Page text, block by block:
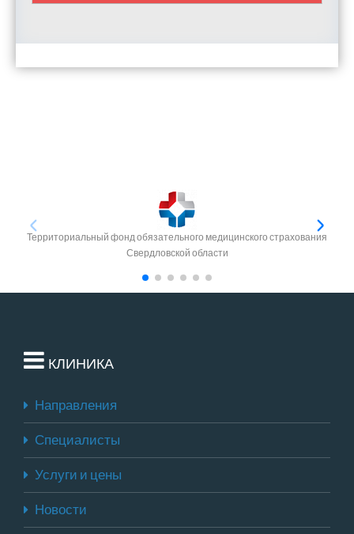
Территориальный фонд обязательного медицинского страхования
Свердловской области
КЛИНИКА
Направления
Специалисты
Услуги и цены
Новости